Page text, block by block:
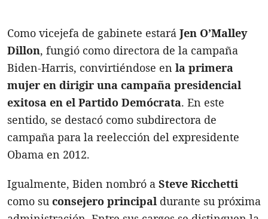
Como vicejefa de gabinete estará Jen O’Malley
Dillon, fungió como directora de la campaña
Biden-Harris, convirtiéndose en la primera
mujer en dirigir una campaña presidencial
exitosa en el Partido Demócrata. En este
sentido, se destacó como subdirectora de
campaña para la reelección del expresidente
Obama en 2012.
Igualmente, Biden nombró a Steve Ricchetti
como su consejero principal durante su próxima